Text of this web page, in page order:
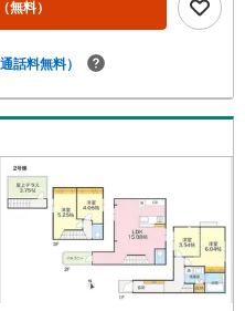
（無料）
通話料無料）